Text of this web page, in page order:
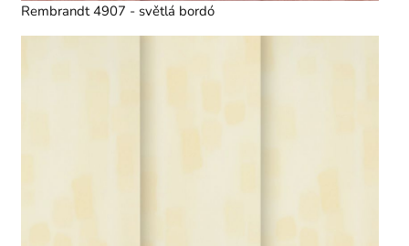
Rembrandt 4907 - světlá bordó